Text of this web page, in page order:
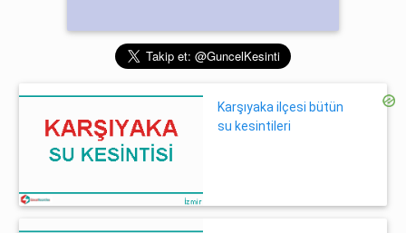
Karşıyaka ilçesi bütün
su kesintileri